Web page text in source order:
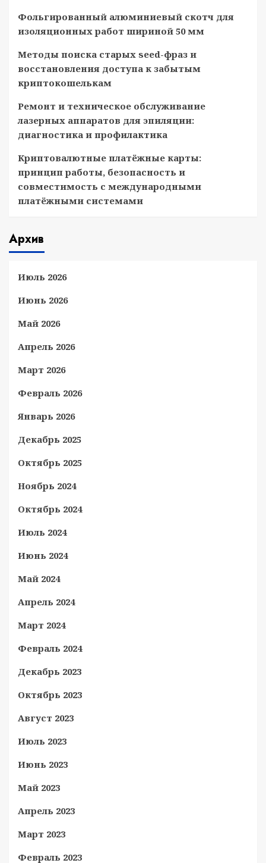
Фольгированный алюминиевый скотч для
изоляционных работ шириной 50 мм
Методы поиска старых seed-фраз и
восстановления доступа к забытым
криптокошелькам
Ремонт и техническое обслуживание
лазерных аппаратов для эпиляции:
диагностика и профилактика
Криптовалютные платёжные карты:
принцип работы, безопасность и
совместимость с международными
платёжными системами
Архив
Июль 2026
Июнь 2026
Май 2026
Апрель 2026
Март 2026
Февраль 2026
Январь 2026
Декабрь 2025
Октябрь 2025
Ноябрь 2024
Октябрь 2024
Июль 2024
Июнь 2024
Май 2024
Апрель 2024
Март 2024
Февраль 2024
Декабрь 2023
Октябрь 2023
Август 2023
Июль 2023
Июнь 2023
Май 2023
Апрель 2023
Март 2023
Февраль 2023